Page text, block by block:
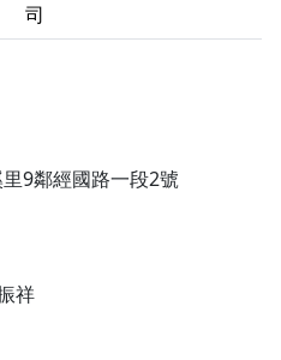
司
9鄰經國路一段2號
祥